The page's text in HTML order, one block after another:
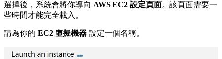
選擇後，系統會將你導向 AWS EC2 設定頁面。該頁面需要一
些時間才能完全載入。
請為你的 EC2 虛擬機器 設定一個名稱。